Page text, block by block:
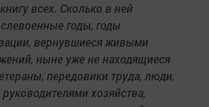
всех. Сколько в ней
годы, годы
вернувшиеся живыми
ныне уже не находящиеся
передовики труда, люди,
хозяйства,